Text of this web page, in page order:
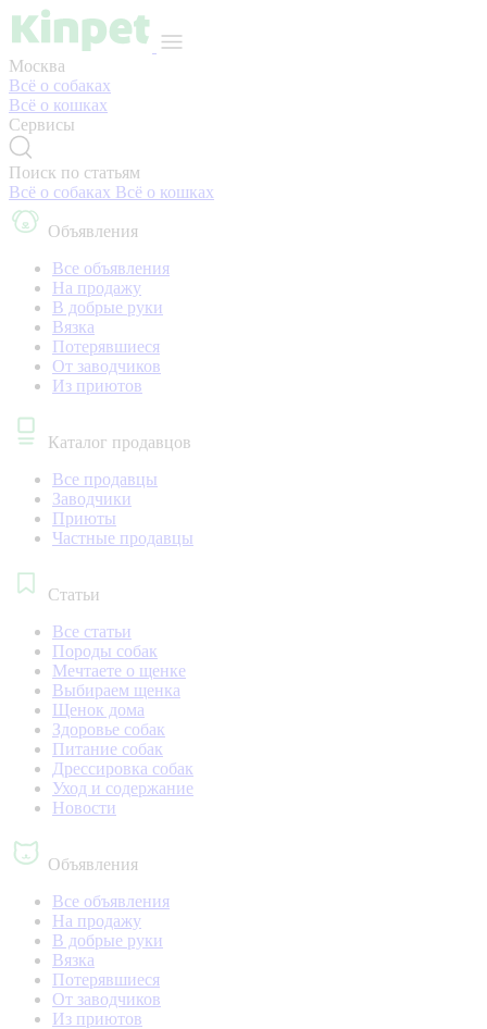
Москва
Всё о собаках
Всё о кошках
Сервисы
Поиск по статьям
Всё о собаках Всё о кошках
Объявления
Все объявления
На продажу
В добрые руки
Вязка
Потерявшиеся
От заводчиков
Из приютов
Каталог продавцов
Все продавцы
Заводчики
Приюты
Частные продавцы
Статьи
Все статьи
Породы собак
Мечтаете о щенке
Выбираем щенка
Щенок дома
Здоровье собак
Питание собак
Дрессировка собак
Уход и содержание
Новости
Объявления
Все объявления
На продажу
В добрые руки
Вязка
Потерявшиеся
От заводчиков
Из приютов